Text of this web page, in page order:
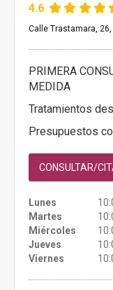
4.6
Calle Trastamara, 26,
PRIMERA
MEDIDA
Tratamientos
Presupuestos
CONSULTAR/
Lunes
Martes
Miércoles
Jueves
Viernes